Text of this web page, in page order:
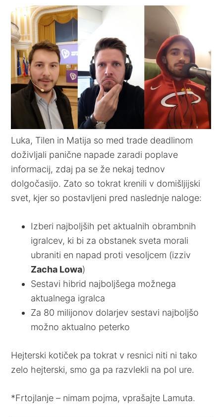
Luka, Tilen in Matija so med trade deadlinom
doživljali panične napade zaradi poplave
informacij, zdaj pa se že nekaj tednov
dolgočasijo. Zato so tokrat krenili v domišljijski
svet, kjer so postavljeni pred naslednje naloge:
Izberi najboljših pet aktualnih obrambnih
igralcev, ki bi za obstanek sveta morali
ubraniti en napad proti vesoljcem (izziv
Zacha Lowa)
Sestavi hibrid najboljšega možnega
aktualnega igralca
Za 80 milijonov dolarjev sestavi najboljšo
možno aktualno peterko
Hejterski kotiček pa tokrat v resnici niti ni tako
zelo hejterski, smo ga pa razvlekli na pol ure.
*Frtojlanje – nimam pojma, vprašajte Lamuta.